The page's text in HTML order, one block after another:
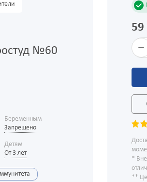
№60
Беременным
Запрещено
Детям
От 3 лет
59
*
**